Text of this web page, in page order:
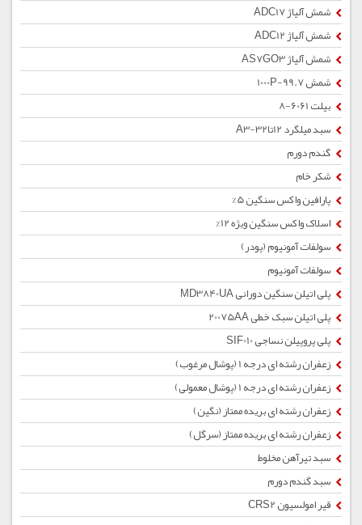
شمش آلیاژ ADC17
شمش آلیاژ ADC12
شمش آلیاژ AS7GO3
شمش 1000P-99.7
بیلت 6061-8
سبد میلگرد 12تا32-A3
گندم دورم
شکر خام
پارافین واکس سنگین 5%
اسلاک واکس سنگین ویژه 12%
سولفات آمونیوم (پودر)
سولفات آمونیوم
پلی اتیلن سنگین دورانی MD3840UA
پلی اتیلن سبک خطی 20075AA
پلی پروپیلن نساجی SIF010
زعفران رشته ای درجه 1 (پوشال مرغوب)
زعفران رشته ای درجه 1 (پوشال معمولی)
زعفران رشته ای بریده ممتاز (نگین)
زعفران رشته ای بریده ممتاز (سرگل)
سبد تیرآهن مخلوط
سبد گندم دورم
قیر امولسیون CRS2